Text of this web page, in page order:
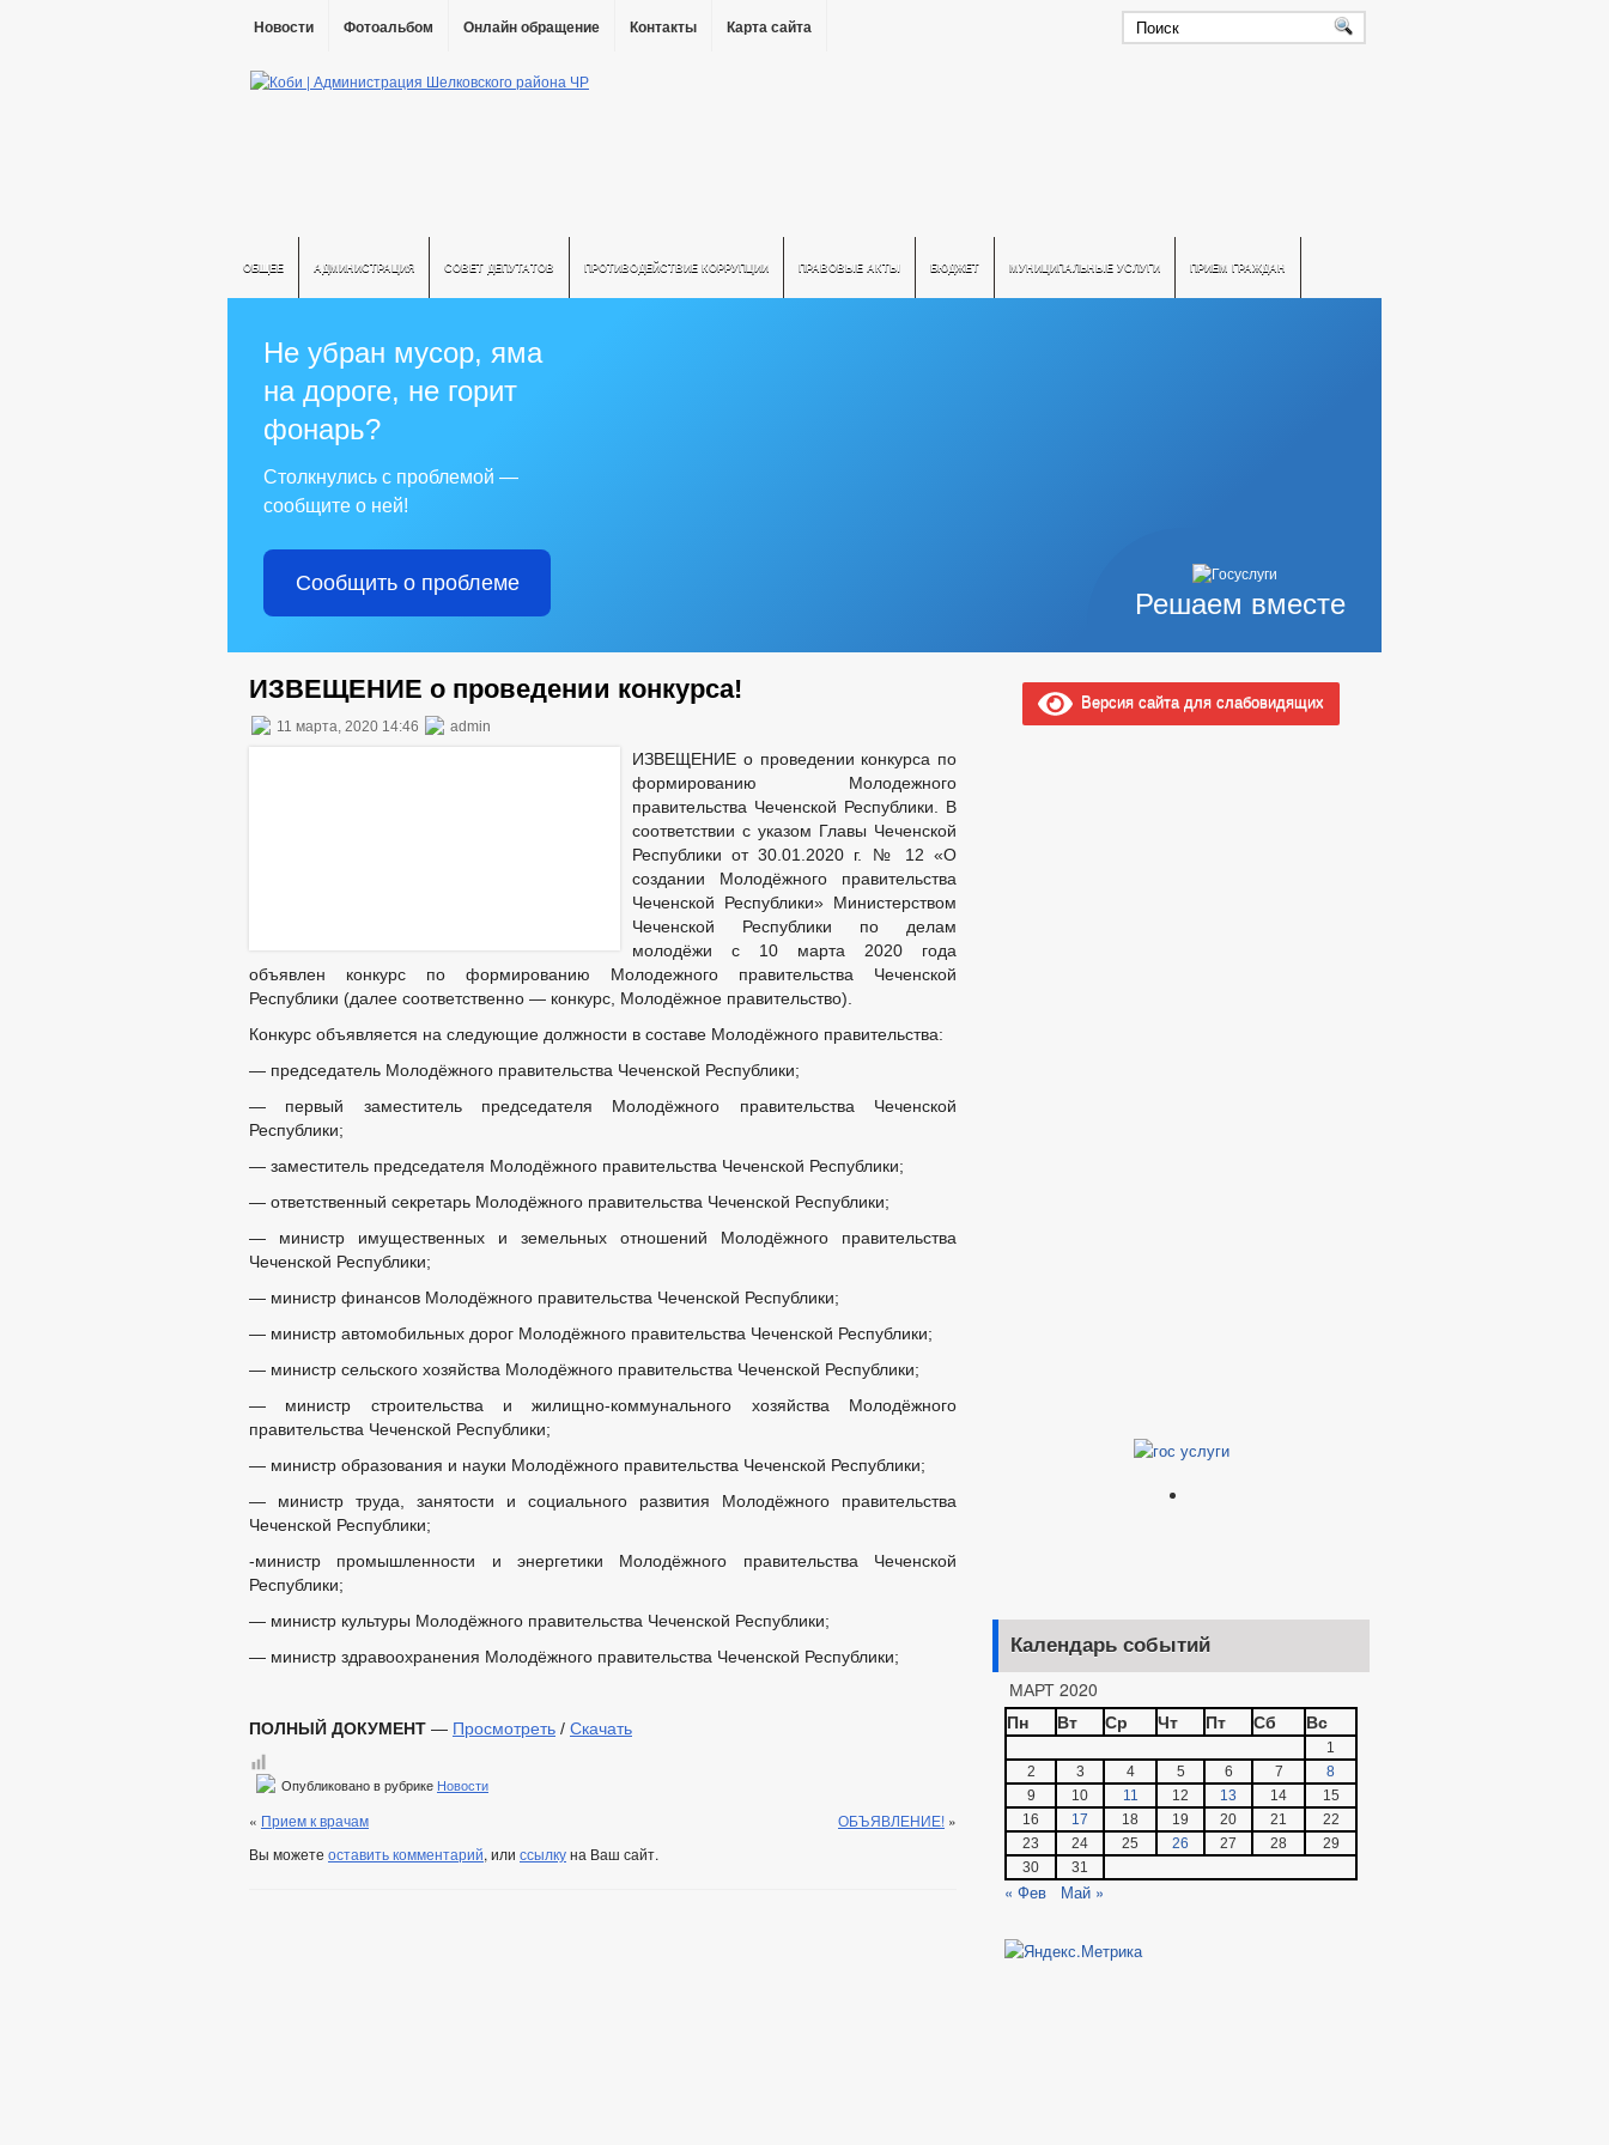
Новости Фотоальбом Онлайн обращение Контакты Карта сайта
ОБЩЕЕ АДМИНИСТРАЦИЯ СОВЕТ ДЕПУТАТОВ ПРОТИВОДЕЙСТВИЕ КОРРУПЦИИ ПРАВОВЫЕ АКТЫ БЮДЖЕТ МУНИЦИПАЛЬНЫЕ УСЛУГИ ПРИЕМ ГРАЖДАН
Решаем вместе
Не убран мусор, яма
на дороге, не горит
фонарь?
Столкнулись с проблемой —
сообщите о ней!
Сообщить о проблеме
ИЗВЕЩЕНИЕ о проведении конкурса!
11 марта, 2020 14:46 admin
ИЗВЕЩЕНИЕ о проведении конкурса по
формированию Молодежного
правительства Чеченской Республики. В
соответствии с указом Главы Чеченской
Республики от 30.01.2020 г. № 12 «О
создании Молодёжного правительства
Чеченской Республики» Министерством
Чеченской Республики по делам
молодёжи с 10 марта 2020 года
объявлен конкурс по формированию Молодежного правительства Чеченской
Республики (далее соответственно — конкурс, Молодёжное правительство).
Конкурс объявляется на следующие должности в составе Молодёжного правительства:
— председатель Молодёжного правительства Чеченской Республики;
— первый заместитель председателя Молодёжного правительства Чеченской
Республики;
— заместитель председателя Молодёжного правительства Чеченской Республики;
— ответственный секретарь Молодёжного правительства Чеченской Республики;
— министр имущественных и земельных отношений Молодёжного правительства
Чеченской Республики;
— министр финансов Молодёжного правительства Чеченской Республики;
— министр автомобильных дорог Молодёжного правительства Чеченской Республики;
— министр сельского хозяйства Молодёжного правительства Чеченской Республики;
— министр строительства и жилищно-коммунального хозяйства Молодёжного
правительства Чеченской Республики;
— министр образования и науки Молодёжного правительства Чеченской Республики;
— министр труда, занятости и социального развития Молодёжного правительства
Чеченской Республики;
-министр промышленности и энергетики Молодёжного правительства Чеченской
Республики;
— министр культуры Молодёжного правительства Чеченской Республики;
— министр здравоохранения Молодёжного правительства Чеченской Республики;
ПОЛНЫЙ ДОКУМЕНТ — Просмотреть / Скачать
Опубликовано в рубрике Новости
« Прием к врачам ОБЪЯВЛЕНИЕ! »
Вы можете оставить комментарий, или ссылкуна Ваш сайт.
Версия сайта для слабовидящих
Календарь событий
МАРТ 2020
Пн
Вт Ср Чт Пт Сб Вс
1
2
3 4 5 6 7
8
9
10 11 12 13 14
15
16
17 18 19 20 21
22
23
24 25 26 27 28
29
30
31
« Фев Май »